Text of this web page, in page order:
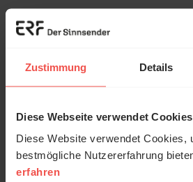
Zustimmung Details
Diese Webseite verwendet Cookies
Diese Website verwendet Cookies,
bestmögliche Nutzererfahrung
erfahren